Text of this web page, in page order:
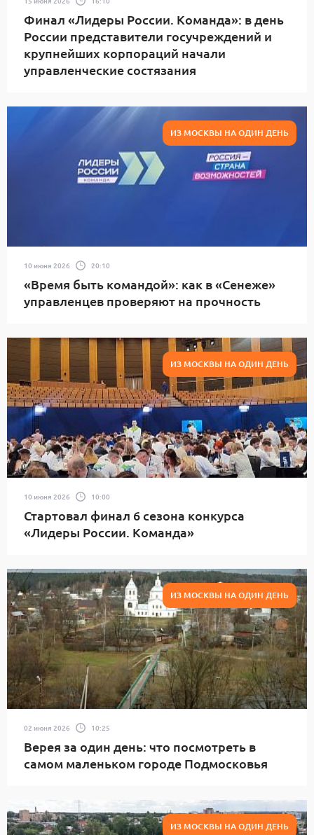
Финал «Лидеры России. Команда»: в день
России представители госучреждений и
крупнейших корпораций начали
управленческие состязания
ИЗ МОСКВЫ НА ОДИН ДЕНЬ
10 июня 2026 20:10
«Время быть командой»: как в «Сенеже»
управленцев проверяют на прочность
ИЗ МОСКВЫ НА ОДИН ДЕНЬ
10 июня 2026 10:00
Стартовал финал 6 сезона конкурса
«Лидеры России. Команда»
ИЗ МОСКВЫ НА ОДИН ДЕНЬ
02 июня 2026 10:25
Верея за один день: что посмотреть в
самом маленьком городе Подмосковья
ИЗ МОСКВЫ НА ОДИН ДЕНЬ